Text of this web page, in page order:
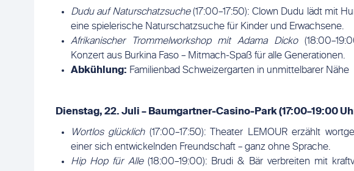
Dudu auf Naturschatzsuche(17:00–17:50): Clown Dudu lädt mit
eine spielerische Naturschatzsuche für Kinder und Erwachsene.
Afrikanischer Trommelworkshop mit Adama Dicko
Konzert aus Burkina Faso – Mitmach-Spaß für alle Generationen.
Abkühlung: Familienbad Schweizergarten in unmittelbarer Nähe
Dienstag, 22. Juli – Baumgartner‑Casino‑Park (17:00–19:00
Wortlos glücklich(17:00–17:50): Theater LEMOUR erzählt
einer sich entwickelnden Freundschaft – ganz ohne Sprache.
Hip Hop für Alle(18:00–19:00): Brudi & Bär verbreiten mit